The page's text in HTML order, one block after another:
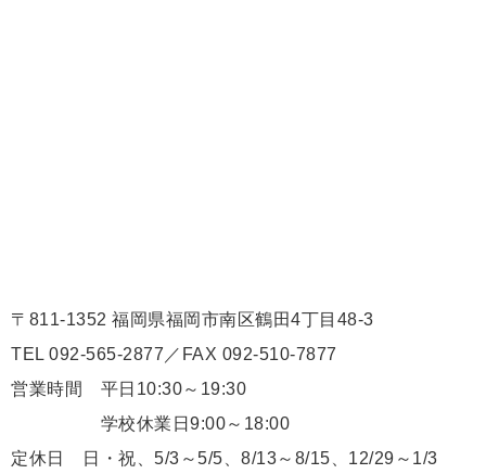
〒811-1352 福岡県福岡市南区鶴田4丁目48-3
TEL 092-565-2877／FAX 092-510-7877
営業時間 平日10:30～19:30
学校休業日9:00～18:00
定休日 日・祝、5/3～5/5、8/13～8/15、12/29～1/3